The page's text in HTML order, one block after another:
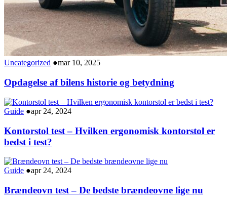
Uncategorized ●mar 10, 2025
Opdagelse af bilens historie og betydning
Guide ●apr 24, 2024
Kontorstol test – Hvilken ergonomisk kontorstol er
bedst i test?
Guide ●apr 24, 2024
Brændeovn test – De bedste brændeovne lige nu